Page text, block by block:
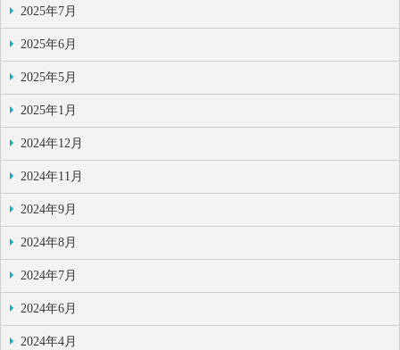
2025年7月
2025年6月
2025年5月
2025年1月
2024年12月
2024年11月
2024年9月
2024年8月
2024年7月
2024年6月
2024年4月